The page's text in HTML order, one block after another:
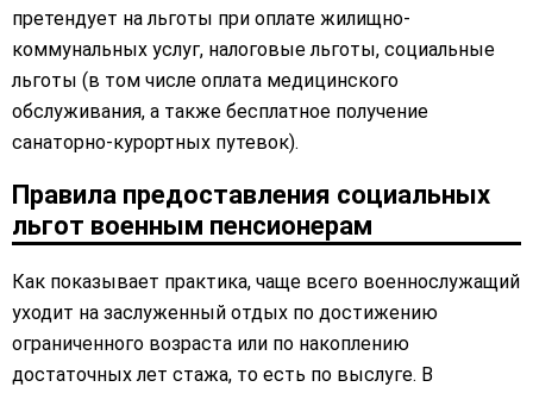
претендует на льготы при оплате жилищно-
коммунальных услуг, налоговые льготы, социальные
льготы (в том числе оплата медицинского
обслуживания, а также бесплатное получение
санаторно-курортных путевок).
Правила предоставления социальных
льгот военным пенсионерам
Как показывает практика, чаще всего военнослужащий
уходит на заслуженный отдых по достижению
ограниченного возраста или по накоплению
достаточных лет стажа, то есть по выслуге. В